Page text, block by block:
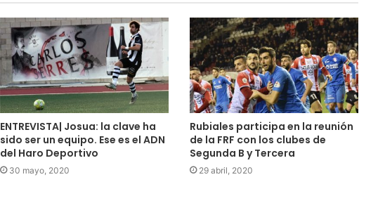
ENTREVISTA| Josua: la clave ha
sido ser un equipo. Ese es el ADN
del Haro Deportivo
30 mayo, 2020
Rubiales participa en la reunión
de la FRF con los clubes de
Segunda B y Tercera
29 abril, 2020